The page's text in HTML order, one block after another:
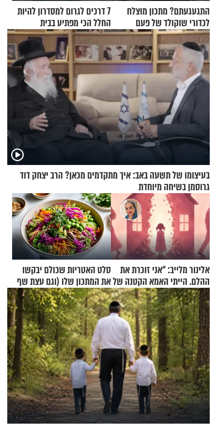
התגעגעתם? מתכון מוצלח
לכדורי שוקולד של פעם
7 דרכים לגרום למסדרון להיות
החלל הכי מפתיע בבית
בעיצומו של תשעה באב: איך מתקדמים מכאן? הרב יצחק דוד
גרוסמן בשיחה מיוחדת
אלינור מלייב: "אני זוכרת את
ההלם. הייתי האמא הקטנה של
הבית"
סלט האטריות שכולם יבקשו
את המתכון שלו (וגם עצת שף
להגשת הרוטב)